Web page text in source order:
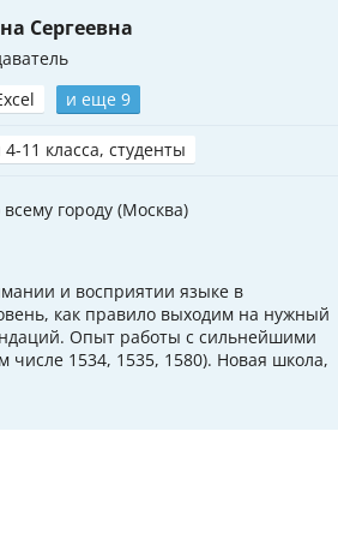
Сергеевна
и еще 9
11 класса, студенты
городу (Москва)
и восприятии языке в
как правило выходим на нужный
Опыт работы с сильнейшими
1534, 1535, 1580). Новая школа,